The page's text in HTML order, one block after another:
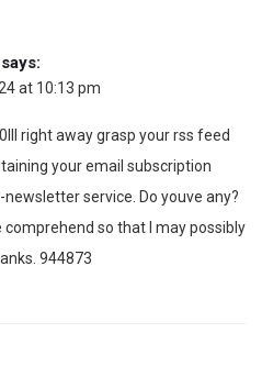
says:
at 10:13 pm
right away grasp your rss feed
your email subscription
newsletter service. Do youve any?
comprehend so that I may possibly
944873